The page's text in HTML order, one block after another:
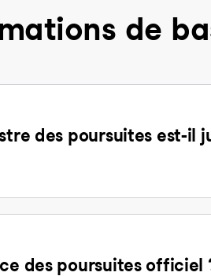
de
des poursuites est-il
des poursuites officiel